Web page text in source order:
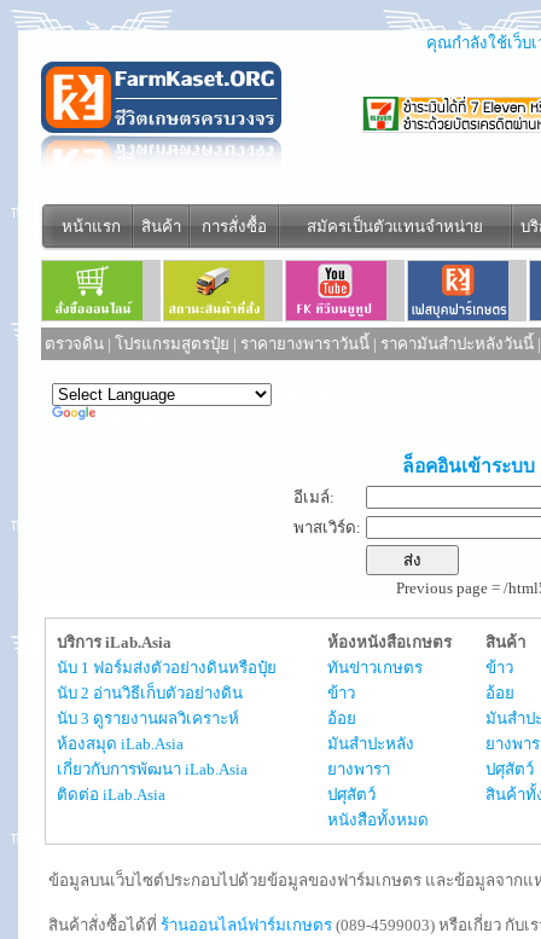
คุณกำลังใช้เว็บ
หน้าแรก สินค้า การสั่งซื้อ สมัครเป็นตัวแทนจำหน่าย บ
ตรวจดิน | โปรแกรมสูตรปุ๋ย | ราคายางพาราวันนี้ | ราคามันสำปะหลังวันนี้
ล็อคอินเข้าระบบ
อีเมล์:
พาสเวิร์ด:
Previous page = /
บริการ iLab.Asia
นับ 1 ฟอร์มส่งตัวอย่างดินหรือปุ๋ย
นับ 2 อ่านวิธีเก็บตัวอย่างดิน
นับ 3 ดูรายงานผลวิเคราะห์
ห้องสมุด iLab.Asia
เกี่ยวกับการพัฒนา iLab.Asia
ติดต่อ iLab.Asia
ห้องหนังสือเกษตร
ทันข่าวเกษตร
ข้าว
อ้อย
มันสำปะหลัง
ยางพารา
ปศุสัตว์
หนังสือทั้งหมด
สินค้า
ข้าว
อ้อย
มันสำป
ยางพา
ปศุสัตว์
สินค้าทั้
ข้อมูลบนเว็บไซต์ประกอบไปด้วยข้อมูลของฟาร์มเกษตร และข้อมูลจาก
สินค้าสั่งซื้อได้ที่ ร้านออนไลน์ฟาร์มเกษตร (089-4599003) หรือเกี่ยว กับเ